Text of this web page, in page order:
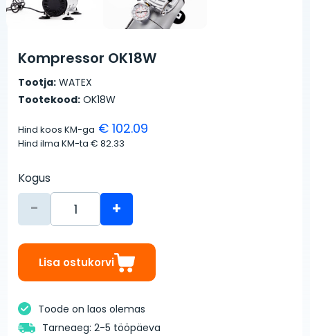
Kompressor OK18W
Tootja: WATEX
Tootekood: OK18W
Hind koos KM-ga € 102.09
Hind ilma KM-ta€ 82.33
Kogus
- +
Lisa ostukorvi
Toode on laos olemas
Tarneaeg: 2-5 tööpäeva